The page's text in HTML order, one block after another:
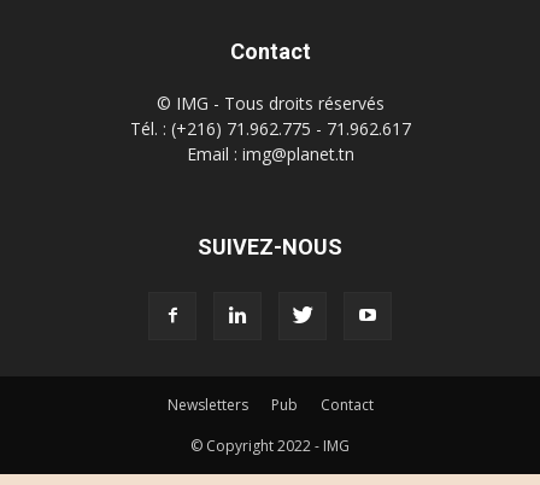
Contact
© IMG - Tous droits réservés
Tél. : (+216) 71.962.775 - 71.962.617
Email : img@planet.tn
SUIVEZ-NOUS
Newsletters Pub
Contact
© Copyright 2022 - IMG